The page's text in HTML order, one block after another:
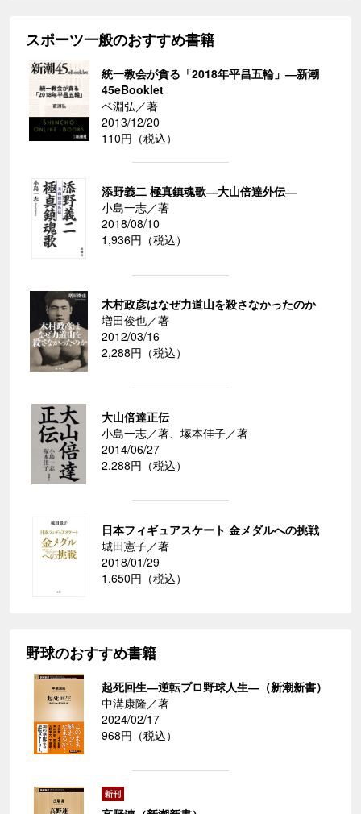
スポーツ一般のおすすめ書籍
統一教会が貪る「2018年平昌五輪」―新潮
45eBooklet
ベ淵弘／著
2013/12/20
110円（税込）
添野義二 極真鎮魂歌―大山倍達外伝―
小島一志／著
2018/08/10
1,936円（税込）
木村政彦はなぜ力道山を殺さなかったのか
増田俊也／著
2012/03/16
2,288円（税込）
大山倍達正伝
小島一志／著、塚本佳子／著
2014/06/27
2,288円（税込）
日本フィギュアスケート 金メダルへの挑戦
城田憲子／著
2018/01/29
1,650円（税込）
野球のおすすめ書籍
起死回生―逆転プロ野球人生―（新潮新書）
中溝康隆／著
2024/02/17
968円（税込）